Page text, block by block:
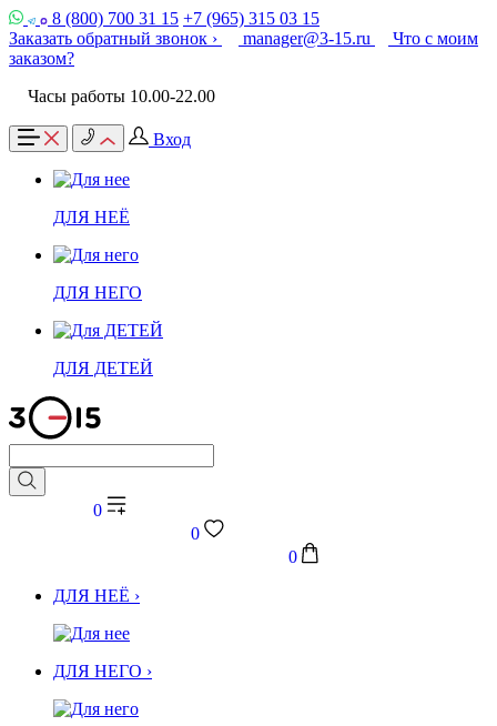
8 (800) 700 31 15 +7 (965) 315 03 15
Заказать обратный звонок ›
manager@3-15.ru
Что с моим
заказом?
Часы работы 10.00-22.00
Вход
ДЛЯ НЕЁ
ДЛЯ НЕГО
ДЛЯ ДЕТЕЙ
0
0
0
ДЛЯ НЕЁ ›
ДЛЯ НЕГО ›